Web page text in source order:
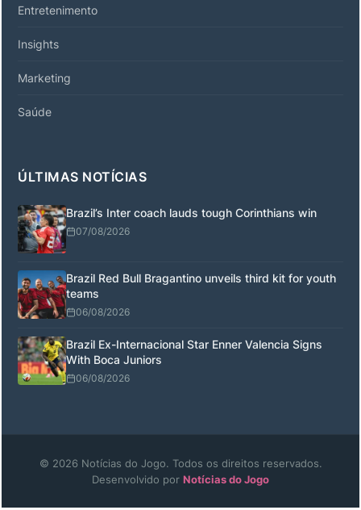
Entretenimento
Insights
Marketing
Saúde
ÚLTIMAS NOTÍCIAS
Brazil’s Inter coach lauds tough Corinthians win
07/08/2026
Brazil Red Bull Bragantino unveils third kit for youth
teams
06/08/2026
Brazil Ex-Internacional Star Enner Valencia Signs
With Boca Juniors
06/08/2026
© 2026 Notícias do Jogo. Todos os direitos reservados.
Desenvolvido por Notícias do Jogo